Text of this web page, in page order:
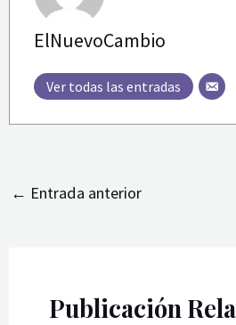
ElNuevoCambio
Ver todas las entradas
← Entrada anterior
Publicación